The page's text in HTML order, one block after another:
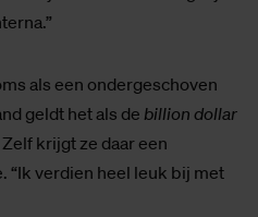
als een ondergeschoven
geldt het als de billion dollar
krijgt ze daar een
“Ik verdien heel leuk bij met